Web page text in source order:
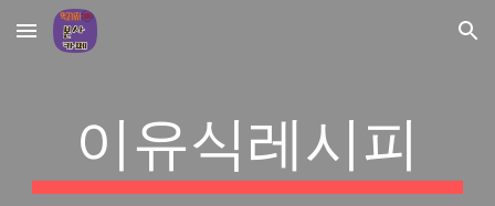
Skip to main content Skip to navigation
이유식레시피